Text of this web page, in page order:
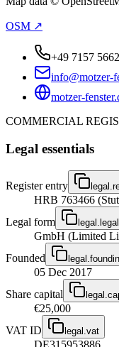
OSM ↗
+49 7157
info@motzer-
motzer-
COMMERCIAL
Legal essentials
Register entry
HRB 763466
Legal form
GmbH (Limited
Founded
05 Dec 2017
Share capital
€25,000
VAT ID
legal.vat
DE315953886